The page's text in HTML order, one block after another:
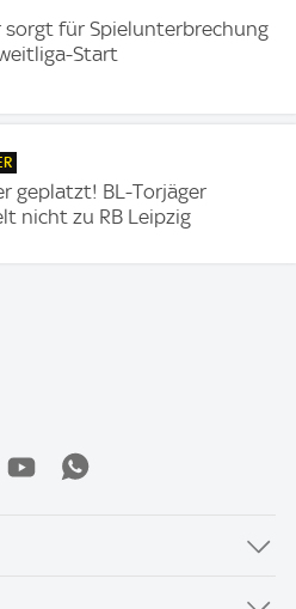
sorgt für Spielunterbrechung
Start
geplatzt! BL-Torjäger
nicht zu RB Leipzig